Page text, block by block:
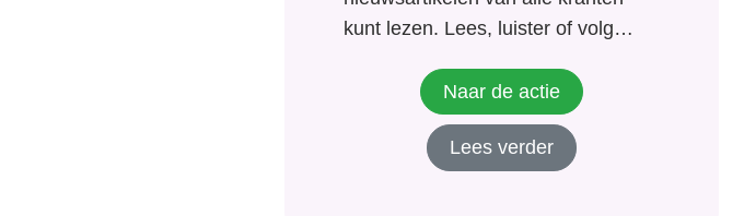
kunt lezen. Lees, luister of volg
artikelen op één plek (de Blendle
App) zonder reclame en
advertenties. Blendle is altijd
Naar de actie
Lees verder